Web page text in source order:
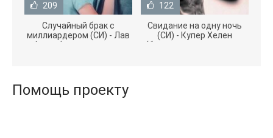
209
Случайный брак с
миллиардером (СИ) - Лав
Агата (полная версия
122
Свидание на одну ночь
(СИ) - Купер Хелен
(бесплатные серии книг
Помощь проекту